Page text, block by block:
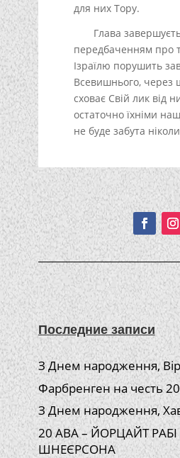
для них Тору.
Глава
передбаченням про
Ізраїлю порушить
Всевишнього, через
сховає Свій лик від
остаточно їхніми
не буде забута
Последние записи
З Днем народження,
Фарбренген на честь
З Днем народження,
20 АВА – ЙОРЦАЙТ РАБІ
ШНЕЄРСОНА